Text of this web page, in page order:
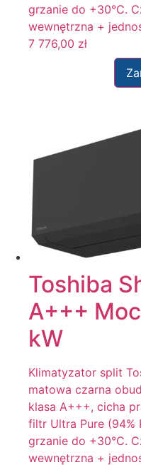
grzanie do +30°C.
wewnętrzna +
7 776,00 zł
Toshiba
A+++
kW
Klimatyzator split
matowa czarna
klasa A+++, cicha
filtr Ultra Pure (94%
grzanie do +30°C.
wewnętrzna +